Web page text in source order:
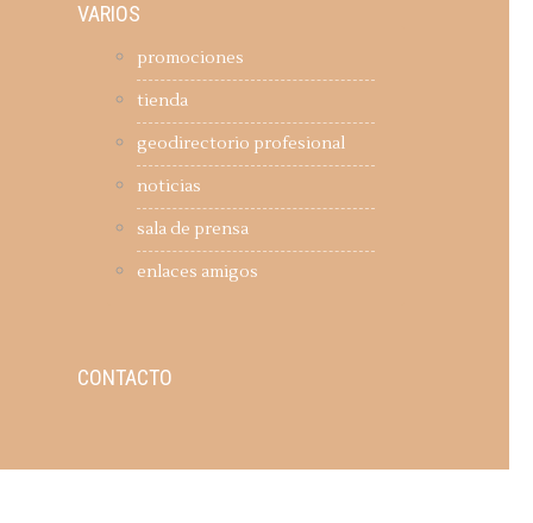
VARIOS
promociones
tienda
geodirectorio profesional
noticias
sala de prensa
enlaces amigos
CONTACTO